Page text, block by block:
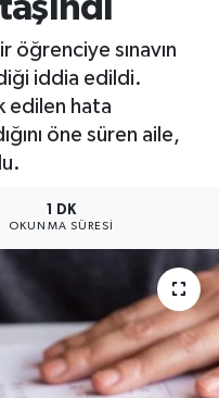
öğrenciye sınavın
iddia edildi.
edilen hata
öne süren aile,
1 DK
OKUNMA SÜRESI